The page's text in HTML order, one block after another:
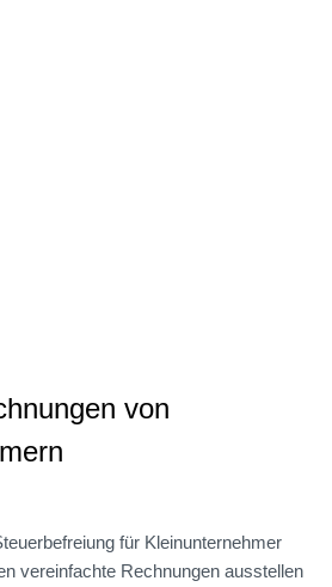
von
für Kleinunternehmer
vereinfachte Rechnungen ausstellen